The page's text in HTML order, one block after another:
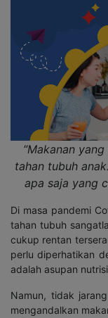
“Makanan
tahan tubuh
apa saja yang
Di masa pandemi
tahan tubuh
cukup rentan
perlu diperhatikan
adalah asupan
Namun, tidak
mengandalkan